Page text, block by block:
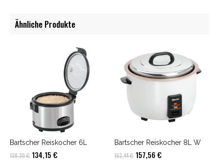
Ähnliche Produkte
Bartscher Reiskocher 6L
138,30€ Ursprünglicher
134,15 €
Bartscher Reiskocher 8L W
162,44€ Ursprünglicher
157,56 €